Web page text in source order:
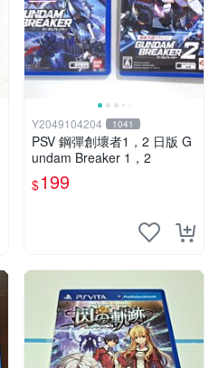
Y2049104204 1041
PSV 鋼彈創壞者1，2 日版 G
undam Breaker 1，2
$199